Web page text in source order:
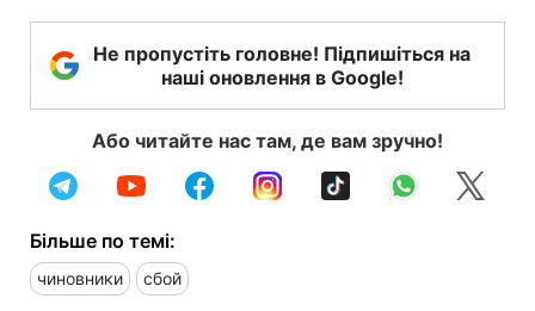
Не пропустіть головне! Підпишіться на
наші оновлення в Google!
Або читайте нас там, де вам зручно!
Більше по темі:
чиновники сбой